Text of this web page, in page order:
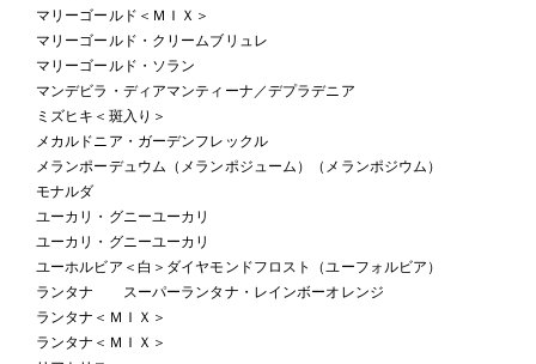
マリーゴールド＜ＭＩＸ＞
マリーゴールド・クリームブリュレ
マリーゴールド・ソラン
マンデビラ・ディアマンティーナ／デプラデニア
ミズヒキ＜斑入り＞
メカルドニア・ガーデンフレックル
メランポーデュウム（メランポジューム）（メランポジウム）
モナルダ
ユーカリ・グニーユーカリ
ユーカリ・グニーユーカリ
ユーホルビア＜白＞ダイヤモンドフロスト（ユーフォルビア）
ランタナ スーパーランタナ・レインボーオレンジ
ランタナ＜ＭＩＸ＞
ランタナ＜ＭＩＸ＞